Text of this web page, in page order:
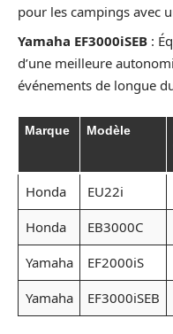
pour les campings avec
Yamaha EF3000iSEB :
d’une meilleure
événements de longue
Marque Modèle
Honda EU22i
Honda
EB3000C
Yamaha
EF2000iS
Yamaha
EF3000iSEB